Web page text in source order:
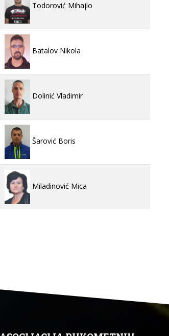
Todorović Mihajlo
Batalov Nikola
Dolinić Vladimir
Šarović Boris
Miladinović Mica